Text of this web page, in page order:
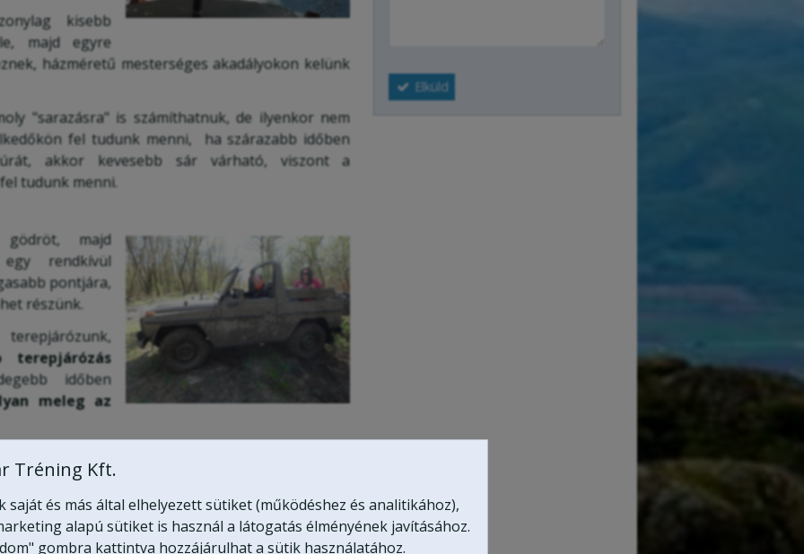
kisebb
majd egyre
házméretű mesterséges akadályokon kelünk
"sarazásra" is számíthatnuk, de ilyenkor nem
fel tudunk menni, ha szárazabb időben
akkor kevesebb sár várható, viszont a
tudunk menni.
gödröt, majd
rendkívül
pontjára,
részünk.
terepjárózás
időben
meleg az
helyeken autózunk, azonban útvonalaink
területen!
túrájára, ez esetben, az autókban található
kommunikációt!
Elküld
Tréning Kft.
saját és más által elhelyezett sütiket (működéshez és analitikához),
alapú sütiket is használ a látogatás élményének javításához.
gombra kattintva hozzájárulhat a sütik használatához.